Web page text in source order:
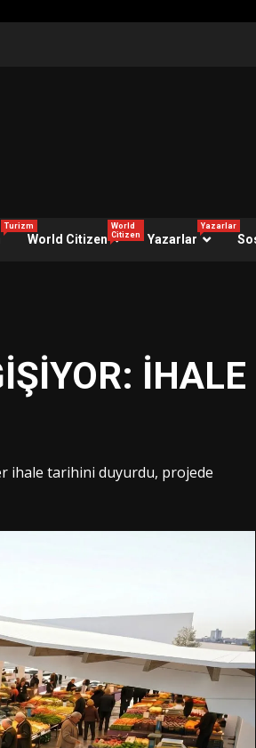
Turizm
World Citizen
World
Citizen
Yazarlar
Yazarlar
İHALE
ihale tarihini duyurdu, projede